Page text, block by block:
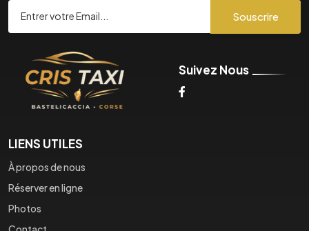
Souscrire
Suivez Nous
LIENS UTILES
À propos de nous
Réserver en ligne
Photos